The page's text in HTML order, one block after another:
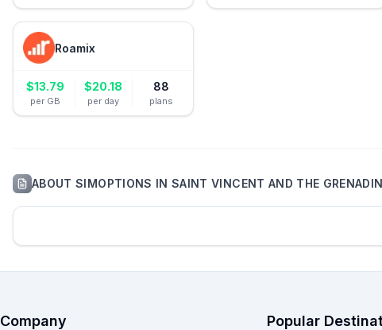
Roamix
$13.79
per GB
$20.18
per day
88
plans
ABOUTSIMOPTIONS INSAINT VINCENT AND THE
Company Popular